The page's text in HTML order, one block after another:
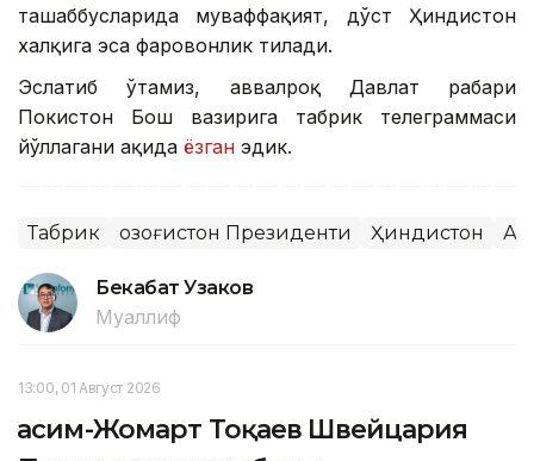
ташаббусларида муваффақият, дўст Ҳиндистон
халқига эса фаровонлик тилади.
Эслатиб ўтамиз, аввалроқ Давлат раҳбари
Покистон Бош вазирига табрик телеграммаси
йўллагани ҳақида ёзган эдик.
Табрик Қозоғистон Президенти Ҳиндистон
Бекабат Узаков
Муаллиф
13:00, 01 Август 2026
Қасим-Жомарт Тоқаев Швейцария